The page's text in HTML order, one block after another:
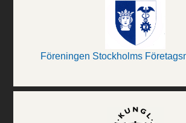
Föreningen Stockholms